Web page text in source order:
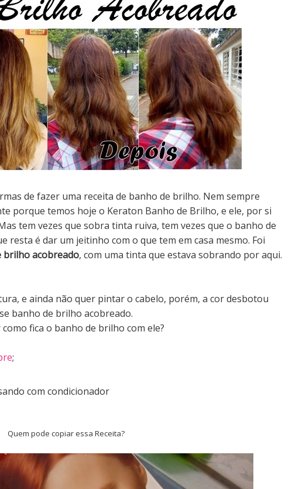
de fazer uma receita de banho de brilho. Nem sempre
porque temos hoje o Keraton Banho de Brilho, e ele, por si
tem vezes que sobra tinta ruiva, tem vezes que o banho de
resta é dar um jeitinho com o que tem em casa mesmo. Foi
brilho acobreado, com uma tinta que estava sobrando por aqui.
e ainda não quer pintar o cabelo, porém, a cor desbotou
banho de brilho acobreado.
fica o banho de brilho com ele?
;
com condicionador
Quem pode copiar essa Receita?